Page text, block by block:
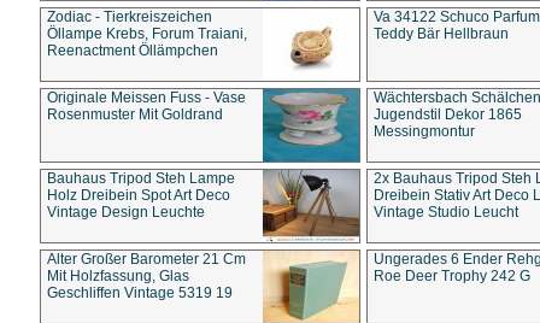
Zodiac - Tierkreiszeichen
Öllampe Krebs, Forum Traiani,
Reenactment Öllämpchen
Va 34122 Schuco
Teddy Bär Hellbraun
Originale Meissen Fuss - Vase
Rosenmuster Mit Goldrand
Wächtersbach Schälchen
Jugendstil Dekor 1865
Messingmontur
Bauhaus Tripod Steh Lampe
Holz Dreibein Spot Art Deco
Vintage Design Leuchte
2x Bauhaus Tripod Steh
Dreibein Stativ Art Deco
Vintage Studio Leucht
Alter Großer Barometer 21 Cm
Mit Holzfassung, Glas
Geschliffen Vintage 5319 19
Ungerades 6 Ender
Roe Deer Trophy 242 G